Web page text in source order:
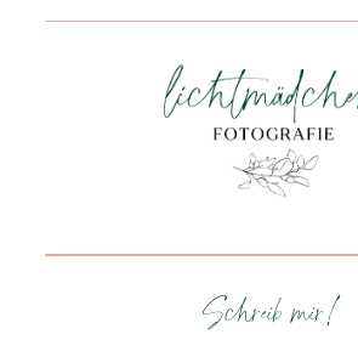
Schreib mir!